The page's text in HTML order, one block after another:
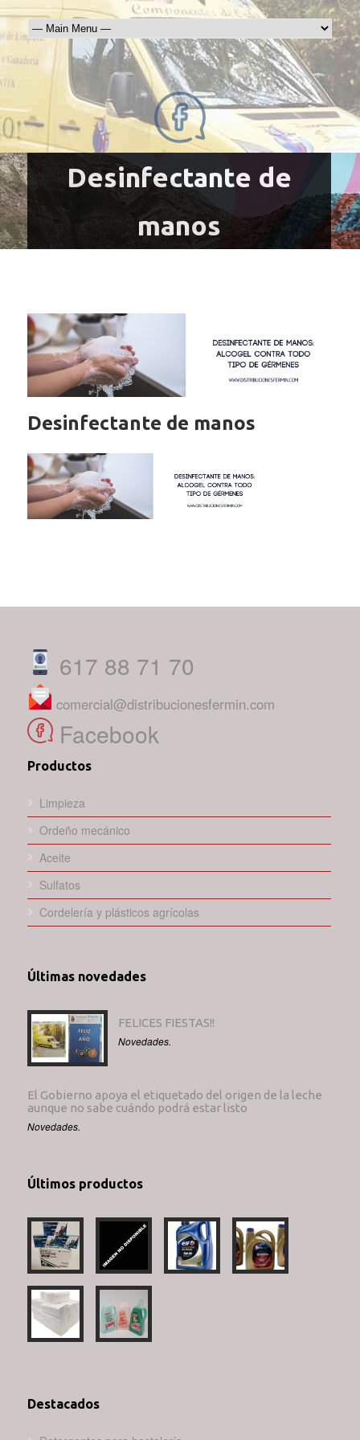
Desinfectante de
manos
Desinfectante de manos
617 88 71 70
comercial@distribucionesfermin.com
Facebook
Productos
Limpieza
Ordeño mecánico
Aceite
Sulfatos
Cordelería y plásticos agrícolas
Últimas novedades
FELICES FIESTAS!!
Novedades.
El Gobierno apoya el etiquetado del origen de la leche
aunque no sabe cuándo podrá estar listo
Novedades.
Últimos productos
Destacados